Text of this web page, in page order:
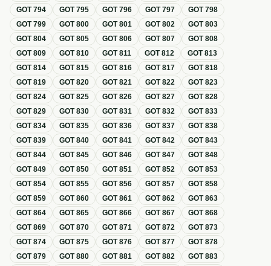
GOT794 GOT795 GOT796 GOT797 GOT798
GOT799 GOT800 GOT801 GOT802 GOT803
GOT804 GOT805 GOT806 GOT807 GOT808
GOT809 GOT810 GOT811 GOT812 GOT813
GOT814 GOT815 GOT816 GOT817 GOT818
GOT819 GOT820 GOT821 GOT822 GOT823
GOT824 GOT825 GOT826 GOT827 GOT828
GOT829 GOT830 GOT831 GOT832 GOT833
GOT834 GOT835 GOT836 GOT837 GOT838
GOT839 GOT840 GOT841 GOT842 GOT843
GOT844 GOT845 GOT846 GOT847 GOT848
GOT849 GOT850 GOT851 GOT852 GOT853
GOT854 GOT855 GOT856 GOT857 GOT858
GOT859 GOT860 GOT861 GOT862 GOT863
GOT864 GOT865 GOT866 GOT867 GOT868
GOT869 GOT870 GOT871 GOT872 GOT873
GOT874 GOT875 GOT876 GOT877 GOT878
GOT879 GOT880 GOT881 GOT882 GOT883